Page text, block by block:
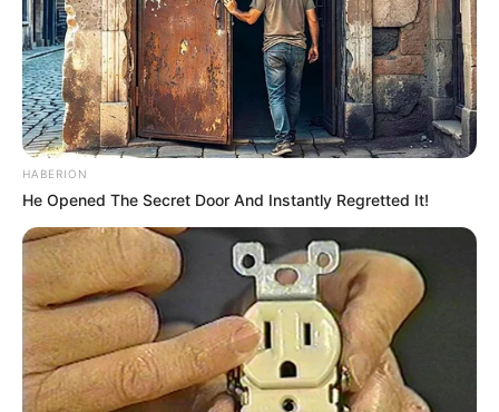
HABERION
He Opened The Secret Door And Instantly Regretted It!